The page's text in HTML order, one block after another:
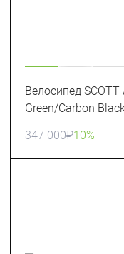
Велосипед
Green/Carbon Black
347 000₽10%